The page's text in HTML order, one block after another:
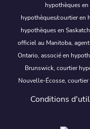
hypothèques
hypothèques/courtier en
hypothèques en
officiel au Manitoba,
Ontario, associé en
Brunswick, courtier
Nouvelle-Écosse,
Conditions